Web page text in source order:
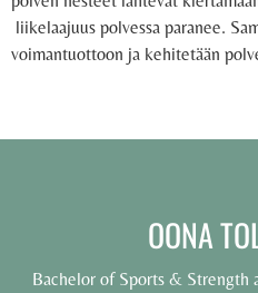
liikelaajuus polvessa paranee.
voimantuottoon ja kehitetään
OONA
Bachelor of Sports & Strength